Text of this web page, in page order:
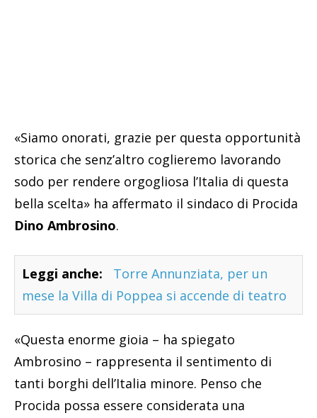
«Siamo onorati, grazie per questa opportunità
storica che senz’altro coglieremo lavorando
sodo per rendere orgogliosa l’Italia di questa
bella scelta» ha affermato il sindaco di Procida
Dino Ambrosino.
Leggi anche:
Torre Annunziata, per un
mese la Villa di Poppea si accende di teatro
«Questa enorme gioia – ha spiegato
Ambrosino – rappresenta il sentimento di
tanti borghi dell’Italia minore. Penso che
Procida possa essere considerata una